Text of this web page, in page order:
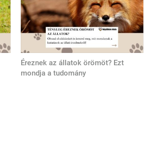
Éreznek az állatok örömöt? Ezt
mondja a tudomány